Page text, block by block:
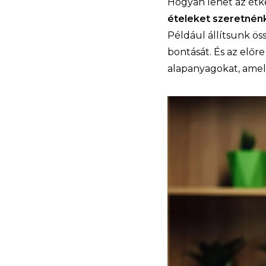
ételeket
Például állítsunk
bontását. És az
alapanyagokat,